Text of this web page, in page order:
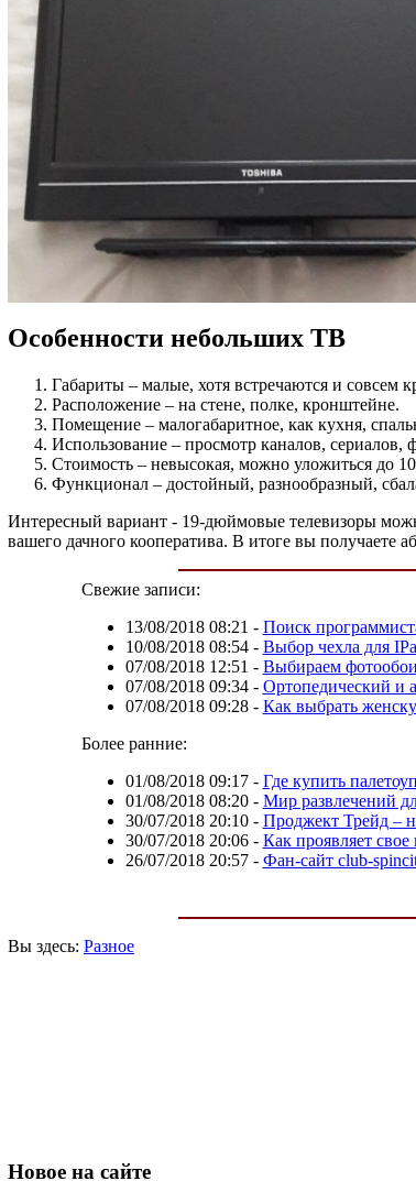
Особенности небольших ТВ
Габариты – малые, хотя встречаются и совсем
Расположение – на стене, полке, кронштейне.
Помещение – малогабаритное, как кухня,
Использование – просмотр каналов,
Стоимость – невысокая, можно уложиться до
Функционал – достойный, разнообразный,
Интересный вариант - 19-дюймовые телевизоры
вашего дачного кооператива. В итоге вы получаете
Свежие записи:
13/08/2018 08:21 - Поиск
10/08/2018 08:54- Выбор чехла для
07/08/2018 12:51 - Выбираем
07/08/2018 09:34- Ортопедический и
07/08/2018 09:28- Как выбрать
Более ранние:
01/08/2018 09:17- Где купить
01/08/2018 08:20- Мир развлечений
30/07/2018 20:10- Проджект Трейд –
30/07/2018 20:06- Как проявляет
26/07/2018 20:57- Фан-сайт club-
Вы здесь: Разное
Новое на сайте